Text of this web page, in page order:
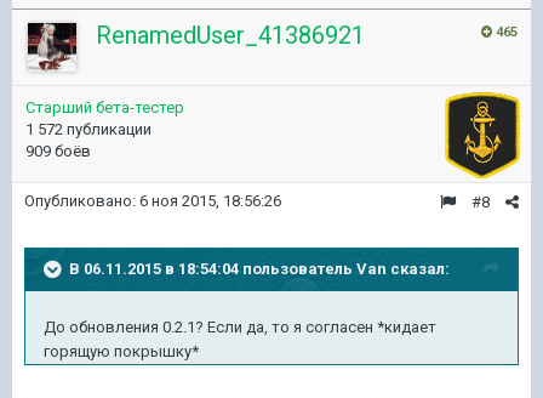
465
RenamedUser_41386921
Старший бета-тестер
1 572 публикации
909 боёв
#8
Опубликовано: 6 ноя 2015, 18:56:26
В 06.11.2015 в 18:54:04 пользователь Van сказал:
До обновления 0.2.1? Если да, то я согласен *кидает
горящую покрышку*